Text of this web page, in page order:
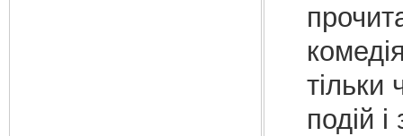
тільки
подій